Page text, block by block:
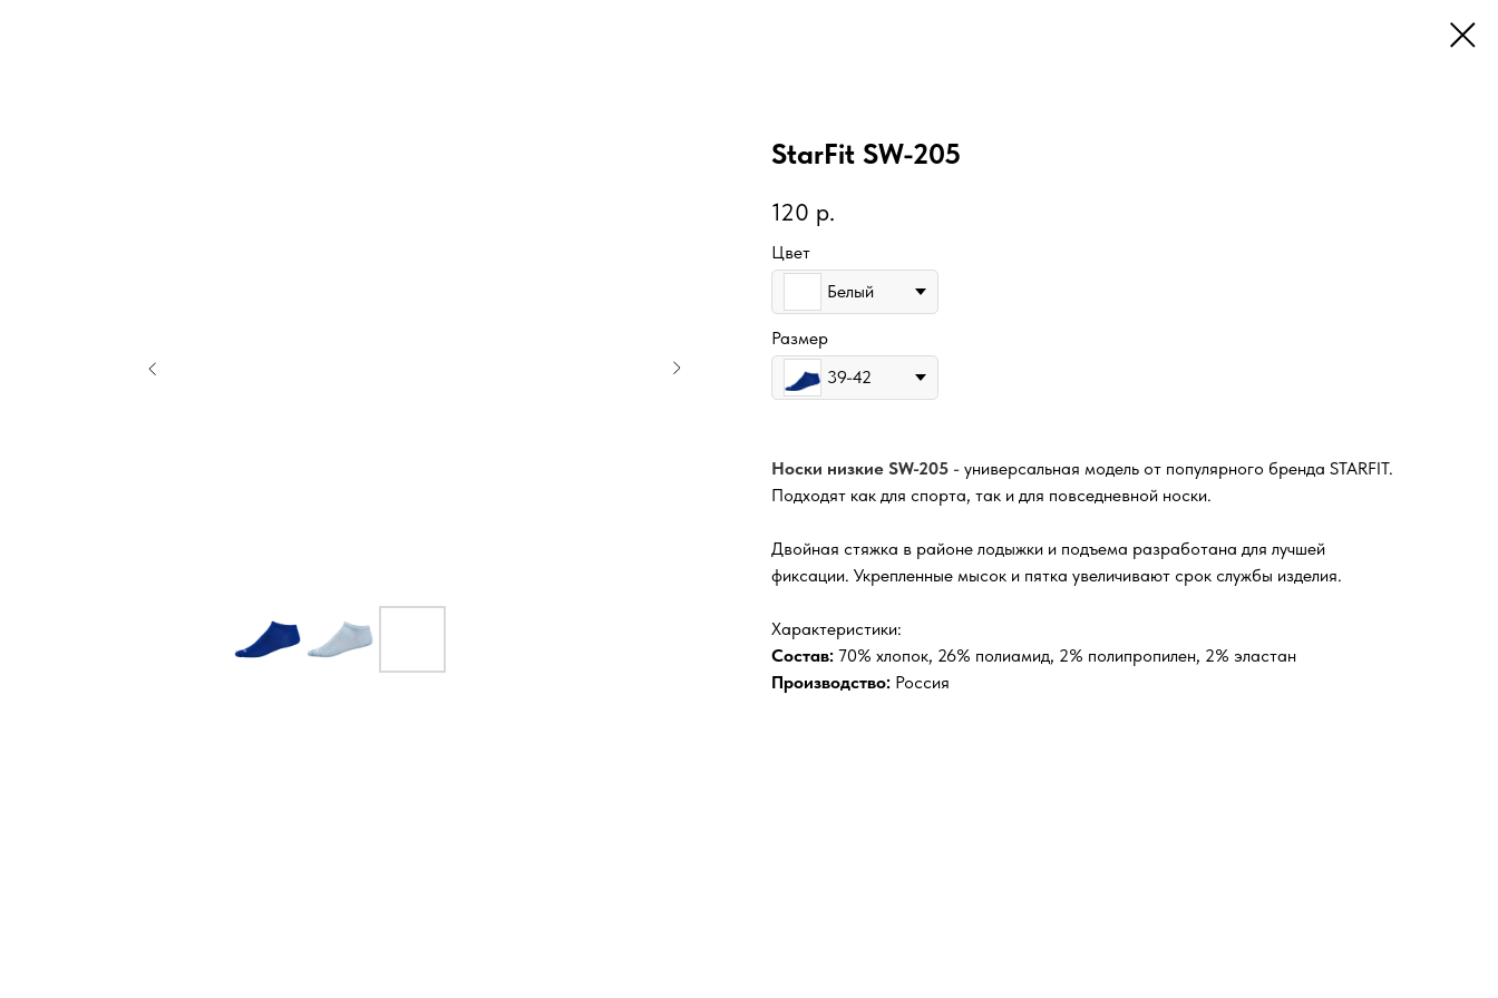
StarFit SW-205
120 р.
Цвет
Белый
Размер
39-42
Носки низкие SW-205 - универсальная модель от популярного бренда STARFIT.
Подходят как для спорта, так и для повседневной носки.
Двойная стяжка в районе ​лодыжки и подъема разработана для лучшей
фиксации. Укрепленные мысок и пятка увеличивают срок службы изделия.
Характеристики:
Состав: 70% хлопок, 26% полиамид, 2% полипропилен, 2% эластан
Производство: Россия